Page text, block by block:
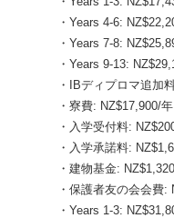
・Years 4-6:
・Years 7-8:
・Years 9-13:
・IBディプロマ追加
・寮費: NZ$17,900/年
・入学受付料:
・入学承諾料:
・建物基金:
・保護者友の会会費:
・Years 1-3: